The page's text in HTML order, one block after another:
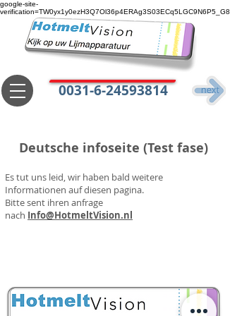
google-site-
verification=TW0yx1y0ezH3Q7Ol36p4ERAg3S03ECq5LGC9N6P5_G8
0031-6-24593814
Deutsche infoseite (Test fase)
Es tut uns leid, wir haben bald weitere
Informationen auf diesen pagina.
Bitte sent ihren anfrage
nach Info@HotmeltVision.nl